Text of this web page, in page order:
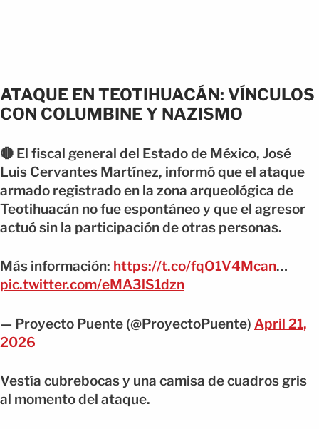
ATAQUE EN TEOTIHUACÁN: VÍNCULOS
CON COLUMBINE Y NAZISMO
🔴 El fiscal general del Estado de México, José
Luis Cervantes Martínez, informó que el ataque
armado registrado en la zona arqueológica de
Teotihuacán no fue espontáneo y que el agresor
actuó sin la participación de otras personas.
Más información: https://t.co/fqO1V4Mcan…
pic.twitter.com/eMA3lS1dzn
— Proyecto Puente (@ProyectoPuente) April 21,
2026
Vestía cubrebocas y una camisa de cuadros gris
al momento del ataque.